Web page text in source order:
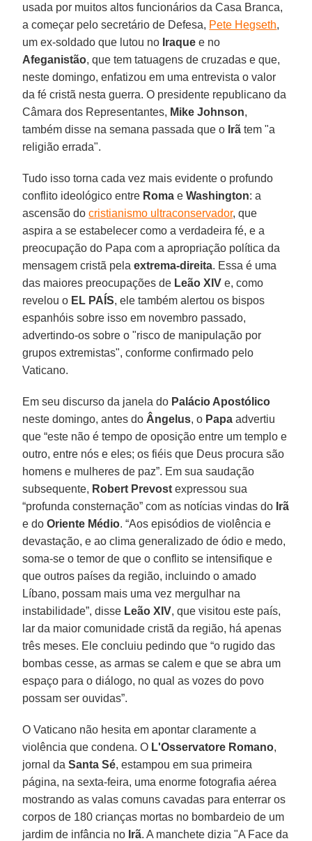
usada por muitos altos funcionários da Casa Branca,
a começar pelo secretário de Defesa, Pete Hegseth,
um ex-soldado que lutou no Iraque e no
Afeganistão, que tem tatuagens de cruzadas e que,
neste domingo, enfatizou em uma entrevista o valor
da fé cristã nesta guerra. O presidente republicano da
Câmara dos Representantes, Mike Johnson,
também disse na semana passada que o Irã tem "a
religião errada".
Tudo isso torna cada vez mais evidente o profundo
conflito ideológico entre Roma eWashington: a
ascensão docristianismo ultraconservador, que
aspira a se estabelecer como a verdadeira fé, e a
preocupação do Papa com a apropriação política da
mensagem cristã pelaextrema-direita. Essa é uma
das maiores preocupações de Leão XIV e, como
revelou o EL PAÍS, ele também alertou os bispos
espanhóis sobre isso em novembro passado,
advertindo-os sobre o "risco de manipulação por
grupos extremistas", conforme confirmado pelo
Vaticano.
Em seu discurso da janela do Palácio Apostólico
neste domingo, antes do Ângelus, o Papa advertiu
que “este não é tempo de oposição entre um templo e
outro, entre nós e eles; os fiéis que Deus procura são
homens e mulheres de paz”. Em sua saudação
subsequente, Robert Prevost expressou sua
“profunda consternação” com as notícias vindas do Irã
e doOriente Médio. “Aos episódios de violência e
devastação, e ao clima generalizado de ódio e medo,
soma-se o temor de que o conflito se intensifique e
que outros países da região, incluindo o amado
Líbano, possam mais uma vez mergulhar na
instabilidade”, disse Leão XIV, que visitou este país,
lar da maior comunidade cristã da região, há apenas
três meses. Ele concluiu pedindo que “o rugido das
bombas cesse, as armas se calem e que se abra um
espaço para o diálogo, no qual as vozes do povo
possam ser ouvidas”.
O Vaticano não hesita em apontar claramente a
violência que condena. O L'Osservatore Romano,
jornal daSanta Sé, estampou em sua primeira
página, na sexta-feira, uma enorme fotografia aérea
mostrando as valas comuns cavadas para enterrar os
corpos de 180 crianças mortas no bombardeio de um
jardim de infância no Irã. A manchete dizia "A Face da